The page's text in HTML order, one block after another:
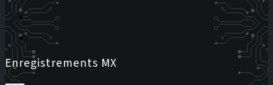
Enregistrements MX